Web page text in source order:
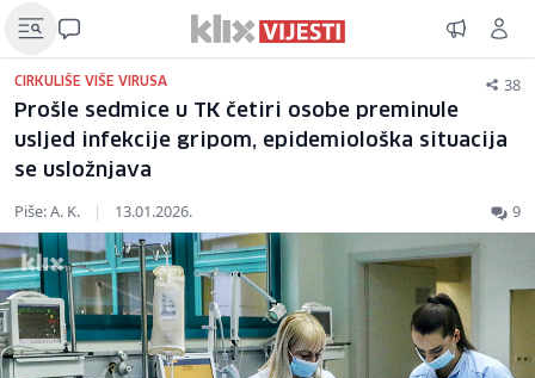
CIRKULIŠE VIŠE VIRUSA 38
Prošle sedmice u TK četiri osobe preminule
usljed infekcije gripom, epidemiološka situacija
se usložnjava
Piše: A. K. | 13.01.2026. 9